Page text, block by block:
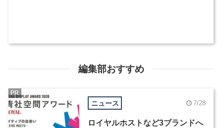
編集部おすすめ
ニュース 7/28
ロイヤルホストなど3ブランドへ
PR